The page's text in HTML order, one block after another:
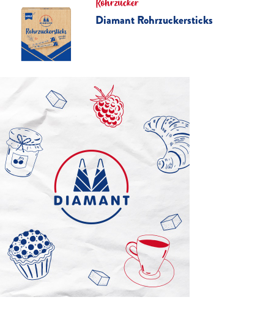
Diamant Rohrzuckersticks